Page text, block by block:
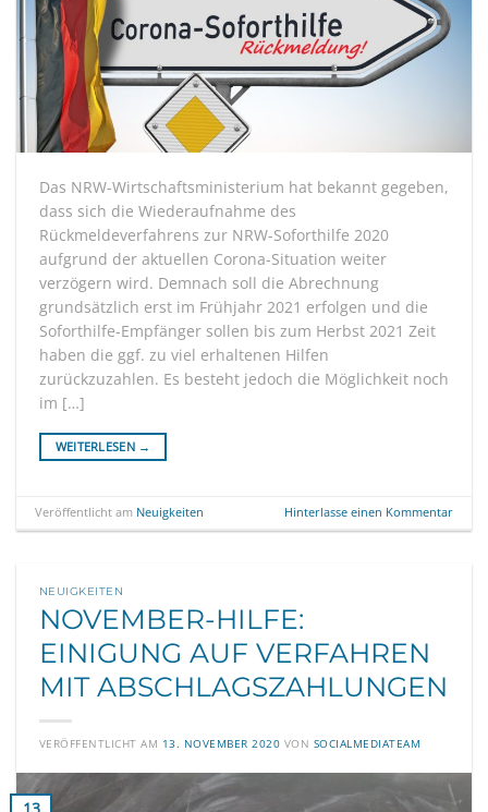
Das NRW-Wirtschaftsministerium hat bekannt gegeben,
dass sich die Wiederaufnahme des
Rückmeldeverfahrens zur NRW-Soforthilfe 2020
aufgrund der aktuellen Corona-Situation weiter
verzögern wird. Demnach soll die Abrechnung
grundsätzlich erst im Frühjahr 2021 erfolgen und die
Soforthilfe-Empfänger sollen bis zum Herbst 2021 Zeit
haben die ggf. zu viel erhaltenen Hilfen
zurückzuzahlen. Es besteht jedoch die Möglichkeit noch
im […]
WEITERLESEN →
Veröffentlicht am Neuigkeiten Hinterlasse einen Kommentar
NEUIGKEITEN
NOVEMBER-HILFE:
EINIGUNG AUF VERFAHREN
MIT ABSCHLAGSZAHLUNGEN
VERÖFFENTLICHT AM 13. NOVEMBER 2020 VON SOCIALMEDIATEAM